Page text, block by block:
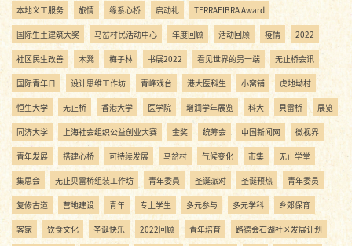
本地义工服务 旅情 缘系心桥 启动礼 TERRAFIBRA Award
国际生土建筑大奖 马岔村民活动中心 年度回顾 活动回顾 疫情 2022
社区民生改善 木凳 梅子林 书展2022 看见世界的另一端 无止桥会讯
国际青年日 设计思维工作坊 青峰戏台 港大医科生 小窝铺 虎地坳村
恒生大学 无止桥 香港大学 医学院 增润学年展览 科大 貝雷桥 展览
同济大学 上海社会组织公益创业大赛 金奖 统筹会 中国新闻网 微视界
青年发展 搭建心桥 可持续发展 马岔村 气候变化 市集 无止学堂
集思会 无止贝雷桥组装工作坊 青年委員 圣诞派对 圣诞预热 青年委员
复修古道 营地建设 青年 专上学生 多元参与 多元学科 乡郊保育
客家 饮食文化 圣诞快乐 2022回顾 青年培育 路德会石湖社区发展计划